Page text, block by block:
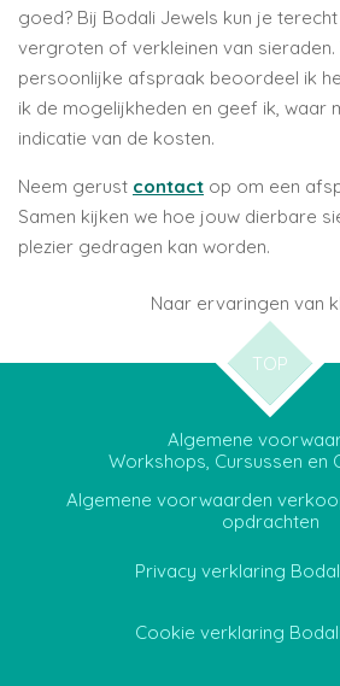
goed? Bij Bodali Jewels kun je
vergroten of verkleinen van sieraden.
persoonlijke afspraak beoordeel ik
ik de mogelijkheden en geef ik, waar
indicatie van de kosten.
Neem gerust contact op om een
Samen kijken we hoe jouw dierbare
plezier gedragen kan worden.
Naar ervaringen van
TOP
Algemene
Workshops, Cursussen en
Algemene voorwaarden
opdrachten
Privacy verklaring
Cookie verklaring